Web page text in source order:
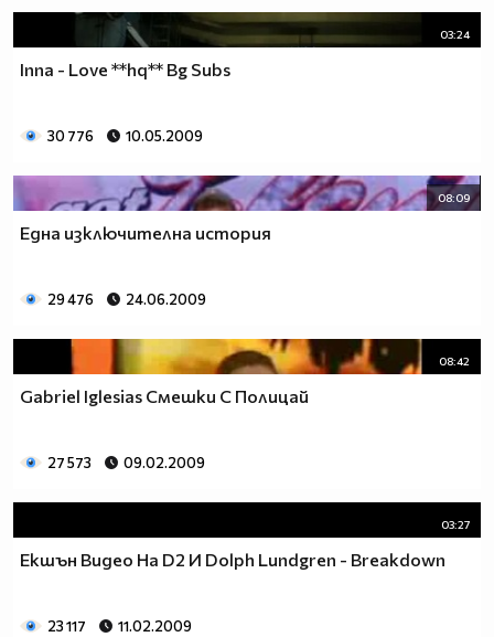
www.csdance.net
03:24
Inna - Love **hq** Bg Subs
30 776 10.05.2009
08:09
Една изключителна история
29 476 24.06.2009
08:42
Gabriel Iglesias Смешки С Полицай
27 573 09.02.2009
03:27
Екшън Видео На D2 И Dolph Lundgren - Breakdown
23 117 11.02.2009